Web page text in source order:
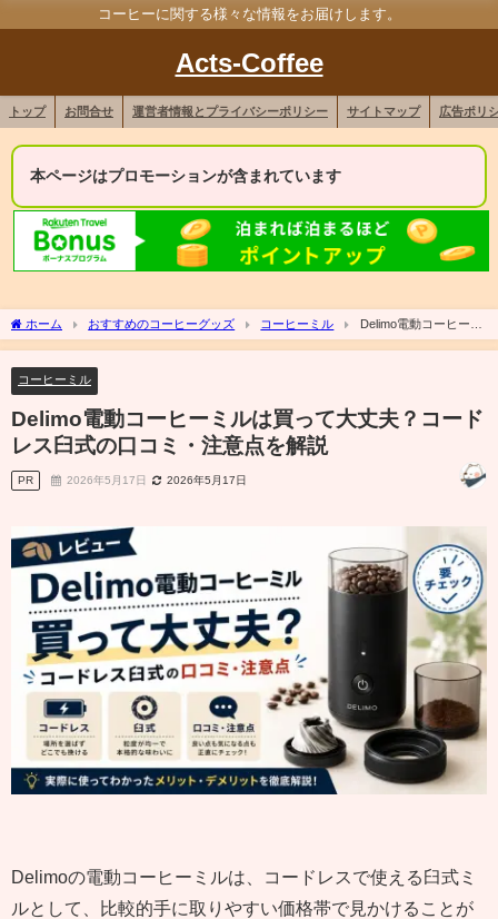
コーヒーに関する様々な情報をお届けします。
Acts-Coffee
トップ お問合せ 運営者情報とプライバシーポリシー サイトマップ 広告ポリ
本ページはプロモーションが含まれています
ホーム おすすめのコーヒーグッズ コーヒーミル
Delimo電動コーヒーミ
ルは買って大丈夫？コードレス臼式の口コミ・注意点を解説
コーヒーミル
Delimo電動コーヒーミルは買って大丈夫？コード
レス臼式の口コミ・注意点を解説
PR 2026年5月17日 2026年5月17日
Delimoの電動コーヒーミルは、コードレスで使える臼式ミ
ルとして、比較的手に取りやすい価格帯で見かけることが